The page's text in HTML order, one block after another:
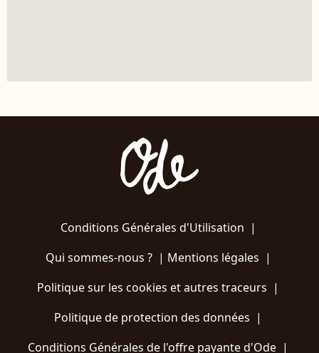
Conditions Générales d'Utilisation |
Qui sommes-nous ?| Mentions légales |
Politique sur les cookies et autres traceurs |
Politique de protection des données |
Conditions Générales de l'offre payante d'Ode |